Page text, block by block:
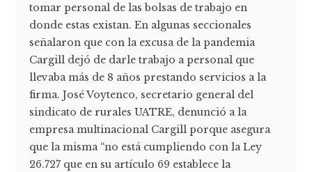
tomar personal de las bolsas de trabajo en
donde estas existan. En algunas seccionales
señalaron que con la excusa de la pandemia
Cargill dejó de darle trabajo a personal que
llevaba más de 8 años prestando servicios a la
firma. José Voytenco, secretario general del
sindicato de rurales UATRE, denunció a la
empresa multinacional Cargill porque asegura
que la misma “no está cumpliendo con la Ley
26.727 que en su artículo 69 establece la